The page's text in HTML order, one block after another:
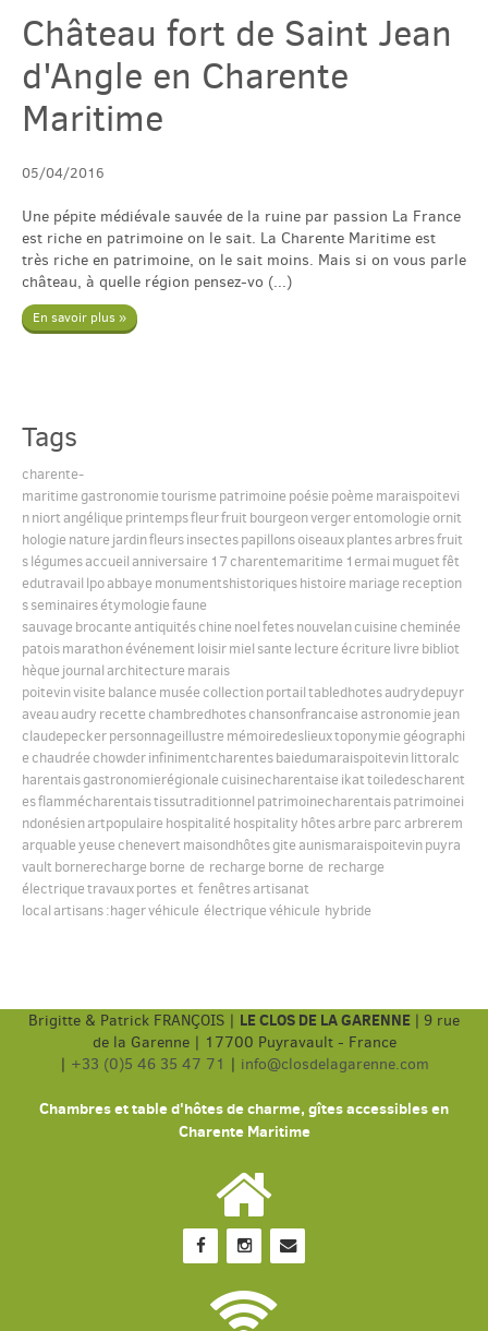
Gîtes
Tarif & Contact
Accès & Tourisme
Plus
Español
Château fort de Saint Jean
d'Angle en Charente
Maritime
05/04/2016
Une pépite médiévale sauvée de la ruine par passion La France
est riche en patrimoine on le sait. La Charente Maritime est
très riche en patrimoine, on le sait moins. Mais si on vous parle
château, à quelle région pensez-vo (...)
En savoir plus »
Tags
charente-
maritime gastronomietourisme patrimoine poésie poème maraispoitevi
nniort angélique printempsfleurfruit bourgeonvergerentomologie ornit
hologie nature jardinfleursinsectespapillonsoiseauxplantesarbresfruit
slégumesaccueil anniversaire 17 charentemaritime 1ermai muguetfêt
edutravail lpoabbaye monumentshistoriqueshistoire mariage reception
sseminairesétymologiefaune
sauvage brocante antiquitéschine noelfetesnouvelancuisine cheminée
patoismarathonévénement loisirmiel sante lecture écriture livre bibliot
hèque journal architecture marais
poitevinvisite balance musée collectionportailtabledhotesaudrydepuyr
aveauaudry recette chambredhoteschansonfrancaise astronomie jean
claudepeckerpersonnageillustre mémoiredeslieuxtoponymie géographi
e chaudrée chowderinfinimentcharentesbaiedumaraispoitevinlittoralc
harentaisgastronomierégionale cuisinecharentaise ikattoiledescharent
esflammécharentaistissutraditionnel patrimoinecharentaispatrimoinei
ndonésienartpopulaire hospitalité hospitality hôtesarbre parc arbrerem
arquableyeuse chenevert maisondhôtesgite aunismaraispoitevinpuyra
vault bornerecharge borne de recharge borne de recharge
électriquetravauxportes et fenêtresartisanat
local artisans:hagervéhicule électriquevéhicule hybride
Brigitte & Patrick FRANÇOIS | LE CLOS DE LA GARENNE | 9 rue
de la Garenne | 17700 Puyravault - France
| +33 (0)5 46 35 47 71 | info@closdelagarenne.com
Chambres et table d'hôtes de charme, gîtes accessibles en
Charente Maritime